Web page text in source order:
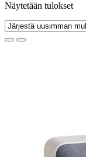
Näytetään tulokset